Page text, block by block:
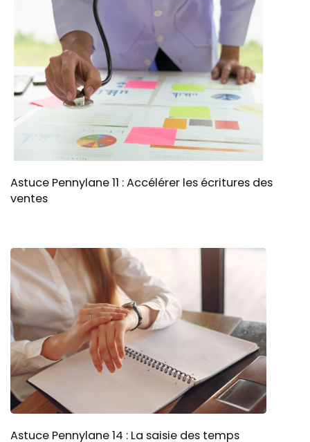
Astuce Pennylane 11 : Accélérer les écritures des
ventes
Astuce Pennylane 14 : La saisie des temps